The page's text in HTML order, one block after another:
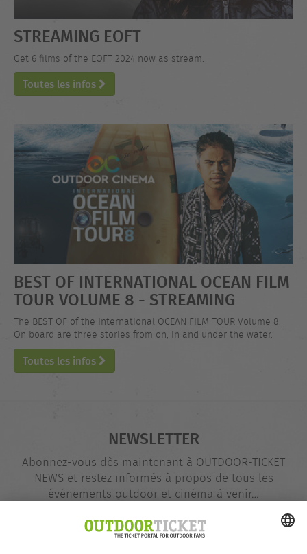
STREAMING EOFT
Get 6 films of the EOFT 2024 now as stream.
Toutes les infos
BEST OF INTERNATIONAL OCEAN FILM
TOUR VOLUME 8 - STREAMING
The BEST OF of the International OCEAN FILM TOUR Volume 8.
On board are three stories from on, in and under the water.
Toutes les infos
NEWSLETTER
Abonnez-vous dès maintenant à OUTDOOR-TICKET
NEWS et restez informés à propos de tous les
événements outdoor et cinéma à venir…
Adresse
e-